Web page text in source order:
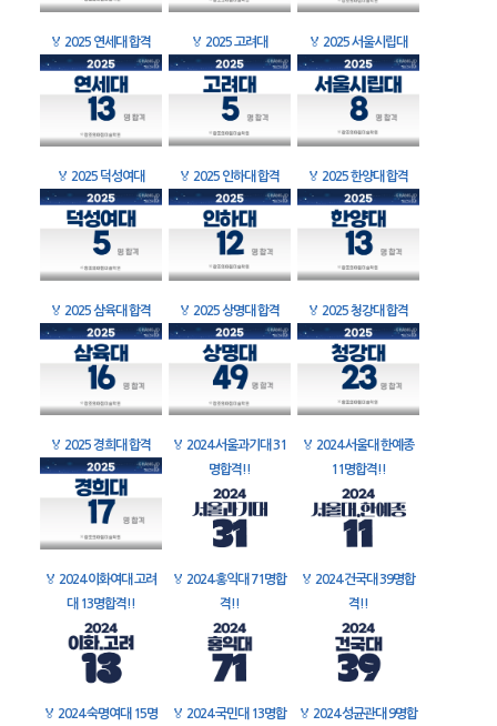
🏅 2025 연세대 합격 🏅 2025 고려대 🏅 2025 서울시립대
🏅 2025 덕성여대 🏅 2025 인하대 합격 🏅 2025 한양대 합격
🏅 2025 삼육대 합격 🏅 2025 상명대 합격 🏅 2025 청강대 합격
🏅 2025 경희대 합격 🏅 2024 서울과기대 31
명합격!!
🏅 2024 서울대 한예종
11명합격!!
🏅 2024 이화여대 고려
대 13명합격!!
🏅 2024 홍익대 71명합
격!!
🏅 2024 건국대 39명합
격!!
🏅 2024 숙명여대 15명
🏅 2024 국민대 13명합
🏅 2024 성균관대 9명합